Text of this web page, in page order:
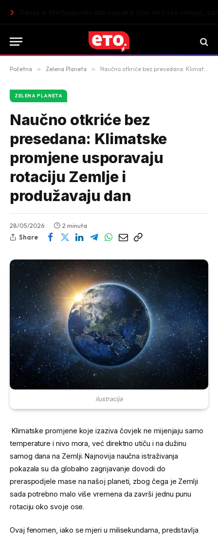
Početna » Zelena Planeta » Naučno otkriće bez presedana: Klimatske promjene usporavaju rotaciju Zemlje i produžavaju dan
ZELENA PLANETA
Naučno otkriće bez
presedana: Klimatske
promjene usporavaju
rotaciju Zemlje i
produžavaju dan
28/05/2026
2 minuta
Share
ilustracija
Klimatske promjene koje izaziva čovjek ne mijenjaju samo
temperature i nivo mora, već direktno utiču i na dužinu
samog dana na Zemlji. Najnovija naučna istraživanja
pokazala su da globalno zagrijavanje dovodi do
preraspodjele mase na našoj planeti, zbog čega je Zemlji
sada potrebno malo više vremena da završi jednu punu
rotaciju oko svoje ose.
Ovaj fenomen, iako se mjeri u milisekundama, predstavlja